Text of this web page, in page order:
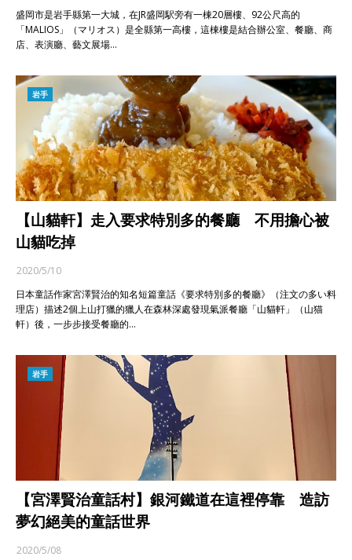
盛岡市是岩手縣第一大城，在JR盛岡駅旁有一棟20層樓、92公尺高的
「MALIOS」（マリオス）是全縣第一高樓，這棟樓是結合辦公室、餐廳、商
店、表演廳、藝文展場…
岩手
【山貓軒】走入要求特別多的餐廳 不用擔心被
山貓吃掉
2020/5/10
日本童話作家宮澤賢治的知名短篇童話《要求特別多的餐廳》（注文の多い料
理店）描述2個上山打獵的獵人在森林深處發現氣派餐廳「山貓軒」（山猫
軒）後，一步步接受餐廳的…
岩手
【宮澤賢治童話村】銀河鐵道在這裡停靠 造訪
夢幻絕美的童話世界
2020/5/08